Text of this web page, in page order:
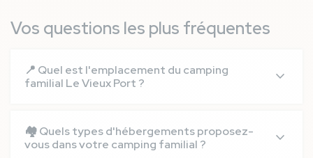
Vos questions les plus fréquentes
📍 Quel est l'emplacement du camping
familial Le Vieux Port ?
dans les Landes, en bord de mer sur l'océan
Atlantique, à environ 1 heure de l'Espagne et à 40
minutes de Bayonne. Nous avons un accès direct à la
🏘️ Quels types d'hébergements proposez-
vous dans votre camping familial ?